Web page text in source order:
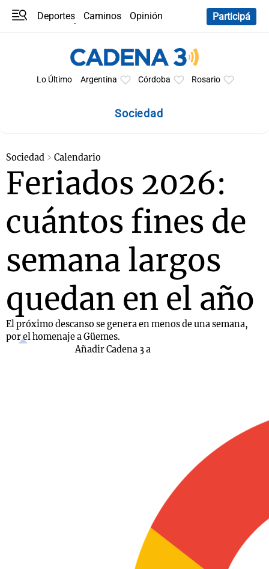
Deportes Caminos
Opinión
Participá
Lo Último Argentina Córdoba Rosario
Sociedad
Sociedad Calendario
Feriados 2026:
cuántos fines de
semana largos
quedan en el año
El próximo descanso se genera en menos de una semana,
por el homenaje a Güemes.
Añadir Cadena 3 a